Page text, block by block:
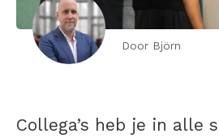
Door Björn
Collega’s heb je in alle